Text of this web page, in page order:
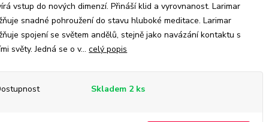
vstup do nových dimenzí. Přináší klid a vyrovnanost. Larimar
snadné pohroužení do stavu hluboké meditace. Larimar
spojení se světem andělů, stejně jako navázání kontaktu s
světy. Jedná se o v...celý popis
Skladem 2 ks